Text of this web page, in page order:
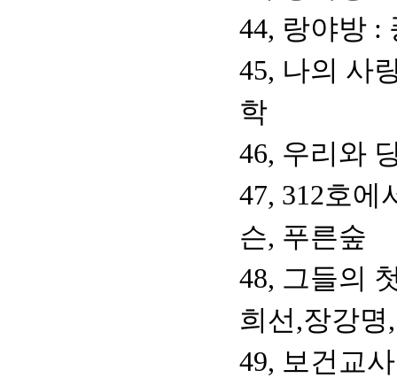
44, 랑야방 :
45, 나의 사
학
46, 우리와
47, 312호에
슨, 푸른숲
48, 그들의
희선,장강
49, 보건교